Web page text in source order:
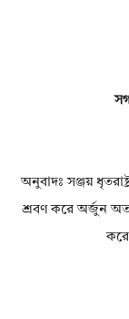
অনুবাদঃ সঞ্জয়
শ্রবণ করে অর্জুন